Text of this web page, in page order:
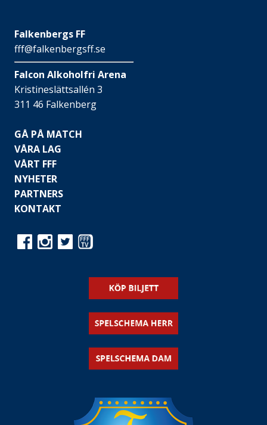
Falkenbergs FF
fff@falkenbergsff.se
Falcon Alkoholfri Arena
Kristineslättsallén 3
311 46 Falkenberg
GÅ PÅ MATCH
VÅRA LAG
VÅRT FFF
NYHETER
PARTNERS
KONTAKT